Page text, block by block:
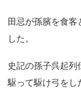
田忌が孫臏を食客
した。
史記の孫子呉起
駆って駆け弓をし